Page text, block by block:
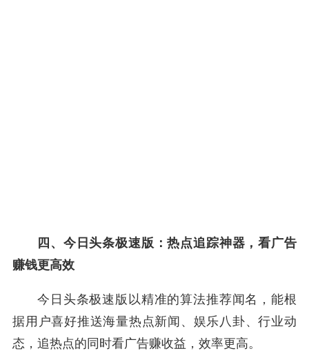
四、今日头条极速版：热点追踪神器，看广告
赚钱更高效
今日头条极速版以精准的算法推荐闻名，能根
据用户喜好推送海量热点新闻、娱乐八卦、行业动
态，追热点的同时看广告赚收益，效率更高。